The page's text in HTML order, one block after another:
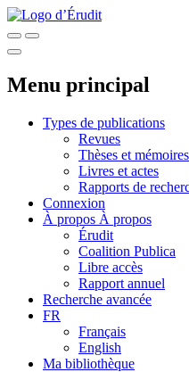
Menu principal
Types de publications
Revues
Thèses et mémoires
Livres et actes
Rapports de
Connexion
À propos À propos
Érudit
Coalition Publica
Libre accès
Rapport annuel
Recherche avancée
FR
Français
English
Ma bibliothèque